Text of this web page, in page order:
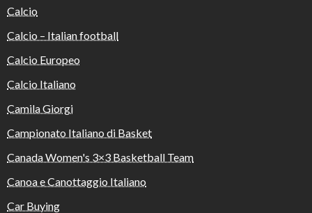
Calcio
Calcio – Italian football
Calcio Europeo
Calcio Italiano
Camila Giorgi
Campionato Italiano di Basket
Canada Women's 3×3 Basketball Team
Canoa e Canottaggio Italiano
Car Buying